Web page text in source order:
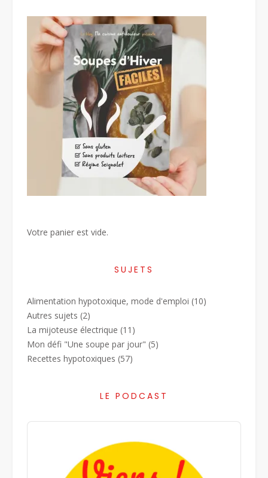
Votre panier est vide.
SUJETS
Alimentation hypotoxique, mode d'emploi (10)
Autres sujets (2)
La mijoteuse électrique (11)
Mon défi "Une soupe par jour" (5)
Recettes hypotoxiques (57)
LE PODCAST
Audio